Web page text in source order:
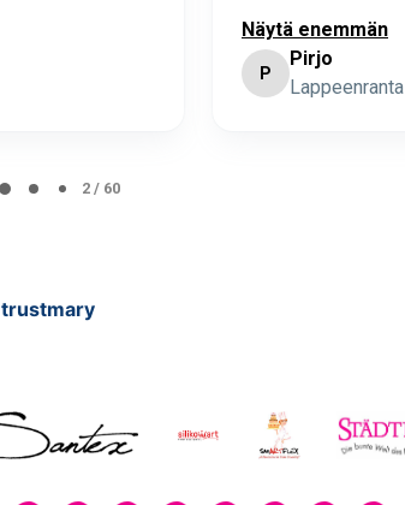
Näytä enemmän
P
Pirjo
Lappeenranta
2 / 60
trustmary